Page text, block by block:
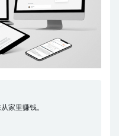
家里赚钱。